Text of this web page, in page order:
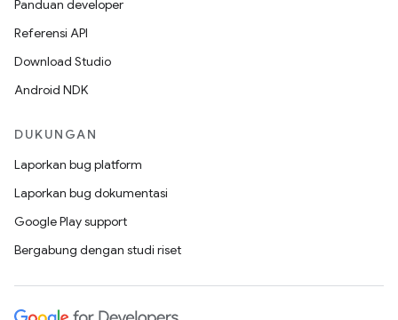
Panduan developer
Referensi API
Download Studio
Android NDK
DUKUNGAN
Laporkan bug platform
Laporkan bug dokumentasi
Google Play support
Bergabung dengan studi riset